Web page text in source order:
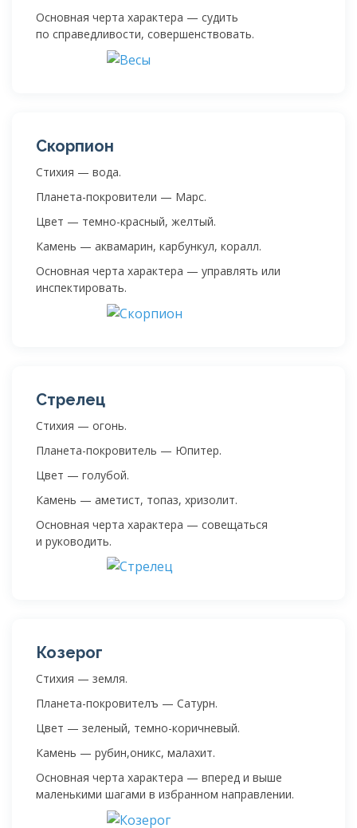
Основная черта характера — судить
по справедливости, совершенствовать.
Скорпион
Стихия — вода.
Планета-покровители — Марс.
Цвет — темно-красный, желтый.
Камень — аквамарин, карбункул, коралл.
Основная черта характера — управлять или
инспектировать.
Стрелец
Стихия — огонь.
Планета-покровитель — Юпитер.
Цвет — голубой.
Камень — аметист, топаз, хризолит.
Основная черта характера — совещаться
и руководить.
Козерог
Стихия — земля.
Планета-покровителъ — Сатурн.
Цвет — зеленый, темно-коричневый.
Камень — рубин,оникс, малахит.
Основная черта характера — вперед и выше
маленькими шагами в избранном направлении.